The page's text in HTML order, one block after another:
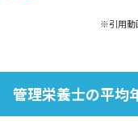
※引用動
管理栄養士の平均